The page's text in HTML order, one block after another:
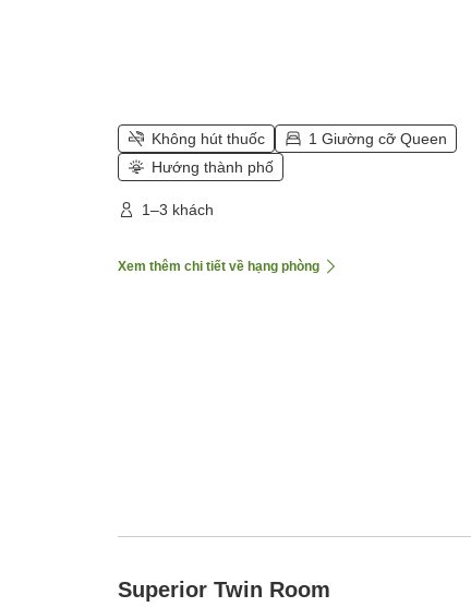
Không hút thuốc
1 Giường cỡ Queen
Hướng thành phố
1–3 khách
Xem thêm chi tiết về hạng phòng
Superior Twin Room